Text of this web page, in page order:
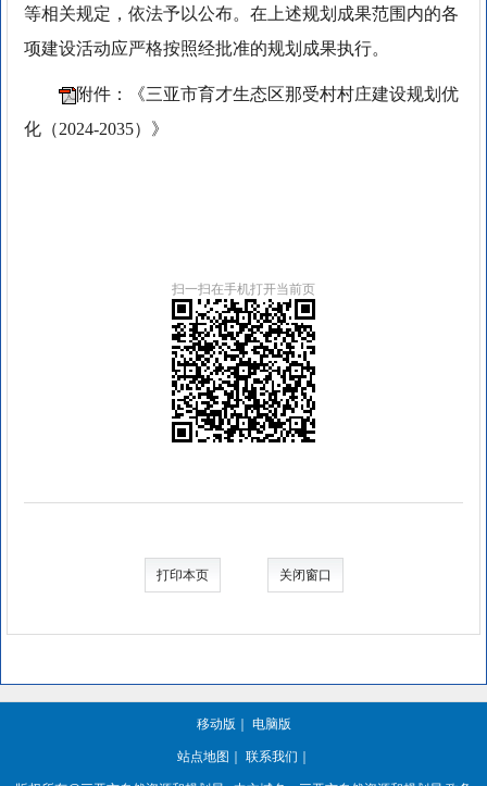
等相关规定，依法予以公布。在上述规划成果范围内的各
项建设活动应严格按照经批准的规划成果执行。
附件：《三亚市育才生态区那受村村庄建设规划优
化（2024-2035）》
扫一扫在手机打开当前页
打印本页 关闭窗口
移动版 ｜ 电脑版
站点地图 ｜ 联系我们 ｜